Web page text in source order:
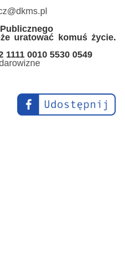
uratować komuś życie.
1111 0010 5530 0549